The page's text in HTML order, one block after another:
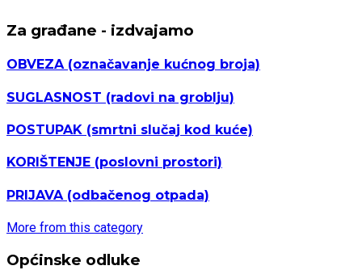
Za građane - izdvajamo
OBVEZA(označavanje kućnog broja)
SUGLASNOST (radovi na groblju)
POSTUPAK (smrtni slučaj kod kuće)
KORIŠTENJE (poslovni prostori)
PRIJAVA (odbačenog otpada)
More from this category
Općinske odluke